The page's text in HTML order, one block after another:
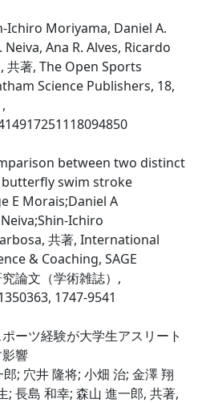
Ichiro Moriyama, Daniel A.
Ana R. Alves, Ricardo
共著, The Open Sports
Science Publishers, 18,
between two distinct
swim stroke
E Morais;Daniel A
Ichiro
共著, International
& Coaching, SAGE
論文（学術雑誌）,
1747-9541
ーツ経験が大学生アスリート
響
; 穴井 隆将; 小畑 治; 金澤 翔
; 長島 和幸; 森山 進一郎, 共著,